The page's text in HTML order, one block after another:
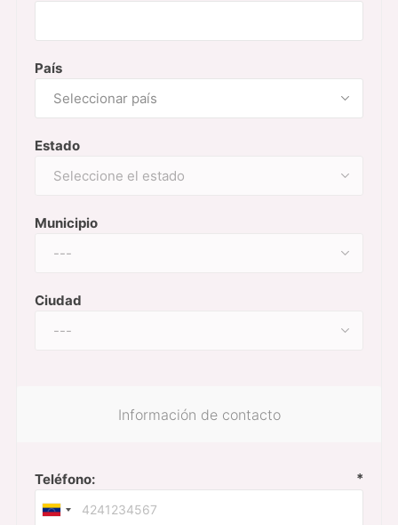
País
Estado
Municipio
Ciudad
Información de contacto
Teléfono: *